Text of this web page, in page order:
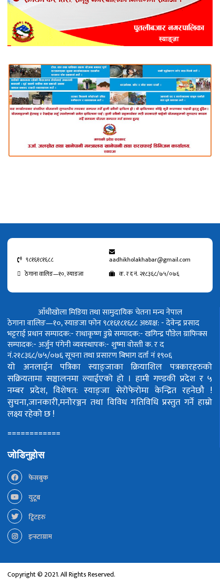
९८१६१८१६८८
aadhikholakhabar@gmail.com
ठेगाना वालिङ—१०, स्याङजा
क. र द नं. २१८३६८/७५/०७६
आँधीखोला मिडिया तथा सामुदायिक चेतना मन्च नेपाल
ठेगाना वालिङ—१०, स्याङजा फोन ९८१६१८१६८८अध्यक्ष: - देवेन्द्र प्रसाद
भट्टराईप्रधान सम्पादक:- राधाकृष्ण डुम्रेसम्पादक:- खगिन्द्र पौडेलग्राफिक्स
सम्पादक:- अर्जुन पंगेनीव्यवस्थापक:- शुष्मा वोस्तीक. र द
नं.२१८३६८/७५/०७६सूचना तथा प्रसारण बिभाग दर्ता नं १९०६
यो अनलाईन पत्रिका स्याङ्जाका क्रियाशिल पत्रकारहरुको
सक्रियतामा सञ्चालनमा ल्याईएको हो । हामी गण्डकी प्रदेश र ५
नम्बर प्रदेश, विशेषत: स्याङ्जा सेरोफेरोमा केन्द्रित रहनेछौ !
सुचना,जानकारी,मनोरञ्जन तथा विविध गतिविधि प्रस्तुत गर्ने हाम्रो
लक्ष्य रहेको छ !
============
जोडिनुहोस
फेसबुक
युटूब
ट्विटहरु
इन्स्टाग्राम
Copyright © 2021. All Rights Reserved.